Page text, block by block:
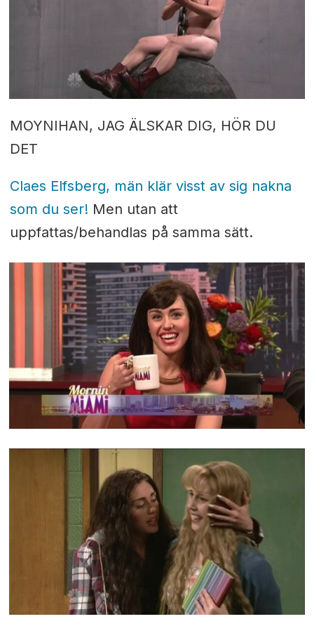
MOYNIHAN, JAG ÄLSKAR DIG, HÖR DU
DET
Claes Elfsberg, män klär visst av sig nakna
som du ser! Men utan att
uppfattas/behandlas på samma sätt.